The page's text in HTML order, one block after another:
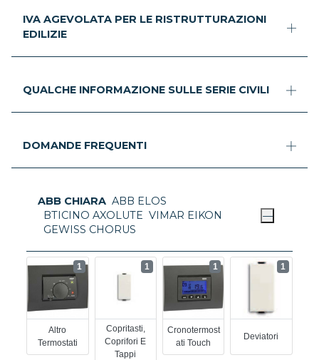
IVA AGEVOLATA PER LE RISTRUTTURAZIONI
EDILIZIE
QUALCHE INFORMAZIONE SULLE SERIE CIVILI
DOMANDE FREQUENTI
ABB CHIARA ABB ELOS
BTICINO AXOLUTE VIMAR EIKON
GEWISS CHORUS
Altro
Termostati
1
Copritasti,
Coprifori E
Tappi
1
Cronotermost
Ati Touch
1
Deviatori
1